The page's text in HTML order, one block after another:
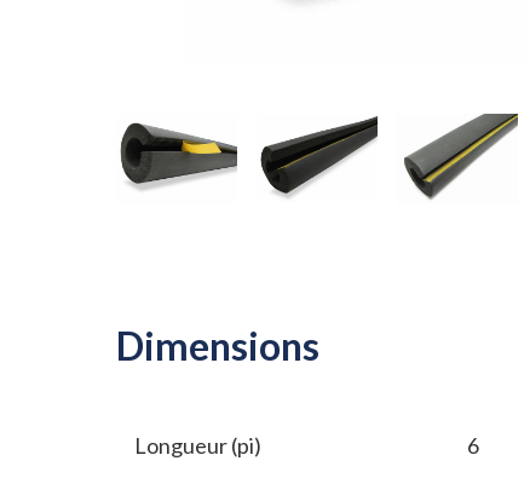
Dimensions
Longueur (pi) 6